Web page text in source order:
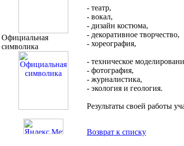
Официальная
символика
- театр,
- вокал,
- дизайн костюма,
- декоративное творчество,
- хореография,
- техническое
- фотография,
- журналистика,
- экология и геология.
Результаты своей работы
Возврат к списку